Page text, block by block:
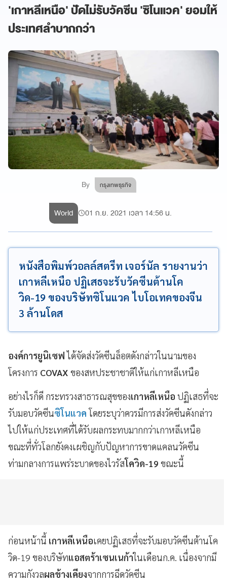
'เกาหลีเหนือ' ปัดไม่รับวัคซีน 'ซิโนแวค' ยอมให้
ประเทศลำบากกว่า
By กรุงเทพธุรกิจ
World 01 ก.ย. 2021 เวลา 14:56 น.
หนังสือพิมพ์วอลล์สตรีท เจอร์นัล รายงานว่า
เกาหลีเหนือ ปฏิเสธจะรับวัคซีนต้านโค
วิด-19 ของบริษัทซิโนแวค ไบโอเทคของจีน
3 ล้านโดส
องค์การยูนิเซฟได้จัดส่งวัคซีนล็อตดังกล่าวในนามของ
โครงการ COVAX ของสหประชาชาติให้แก่เกาหลีเหนือ
อย่างไรก็ดี กระทรวงสาธารณสุขของเกาหลีเหนือ ปฏิเสธที่จะ
รับมอบวัคซีนซิโนแวคโดยระบุว่าควรมีการส่งวัคซีนดังกล่าว
ไปให้แก่ประเทศที่ได้รับผลกระทบมากกว่าเกาหลีเหนือ
ขณะที่ทั่วโลกยังคงเผชิญกับปัญหาการขาดแคลนวัคซีน
ท่ามกลางการแพร่ระบาดของไวรัสโควิด-19 ขณะนี้
ก่อนหน้านี้ เกาหลีเหนือเคยปฏิเสธที่จะรับมอบวัคซีนต้านโค
วิด-19 ของบริษัทแอสตร้าเซนเนก้าในเดือนก.ค. เนื่องจากมี
ความกังวลผลข้างเคียงจากการฉีดวัคซีน